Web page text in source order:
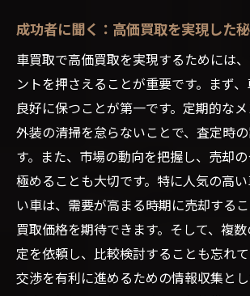
成功者に聞く：高価買取を実現した
車買取で高価買取を実現するためには
ントを押さえることが重要です。まず
良好に保つことが第一です。定期的な
外装の清掃を怠らないことで、査定時
す。また、市場の動向を把握し、売却
極めることも大切です。特に人気の高
い車は、需要が高まる時期に売却する
買取価格を期待できます。そして、複
定を依頼し、比較検討することも忘れて
交渉を有利に進めるための情報収集と